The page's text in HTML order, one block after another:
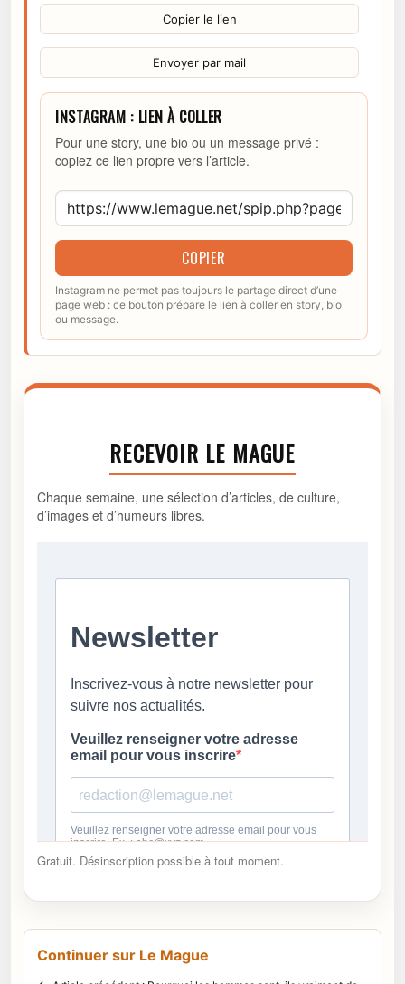
Copier le lien
Envoyer par mail
INSTAGRAM : LIEN À COLLER
Pour une story, une bio ou un message privé :
copiez ce lien propre vers l’article.
COPIER
Instagram ne permet pas toujours le partage direct d’une
page web : ce bouton prépare le lien à coller en story, bio
ou message.
RECEVOIR LE MAGUE
Chaque semaine, une sélection d’articles, de culture,
d’images et d’humeurs libres.
Gratuit. Désinscription possible à tout moment.
Continuer sur Le Mague